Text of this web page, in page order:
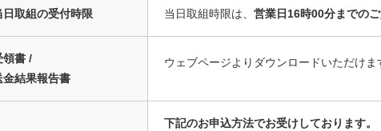
日取組の受付時限 当日取組時限は、 営業日16時00分までの
領書 /
金結果報告書
ウェブページよりダウンロードいただけま
下記のお申込方法でお受けしております。